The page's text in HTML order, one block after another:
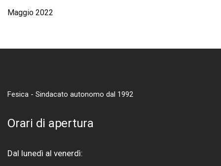
Maggio 2022
Fesica - Sindacato autonomo dal 1992
Orari di apertura
Dal lunedì al venerdì: